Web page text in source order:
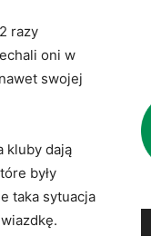
razy
oni w
swojej
kluby dają
były
taka sytuacja